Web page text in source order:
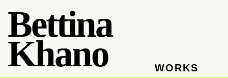
Bettina
Khano WORKS